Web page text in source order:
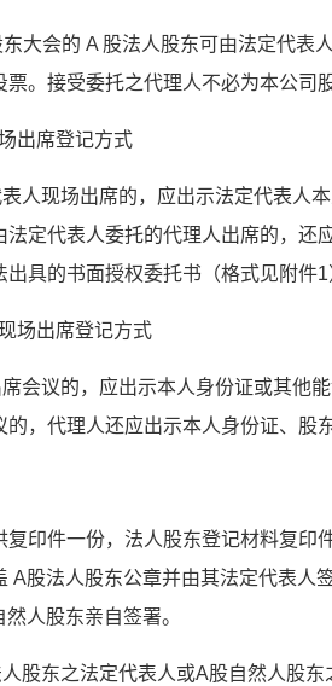
大会的 A 股法人股东可由法定代表
票。接受委托之代理人不必为本公司
出席登记方式
人现场出席的，应出示法定代表人
法定代表人委托的代理人出席的，还
出具的书面授权委托书（格式见附件
场出席登记方式
会议的，应出示本人身份证或其他
的，代理人还应出示本人身份证、股
复印件一份，法人股东登记材料复印
A股法人股东公章并由其法定代表人
人股东亲自签署。
股东之法定代表人或A股自然人股